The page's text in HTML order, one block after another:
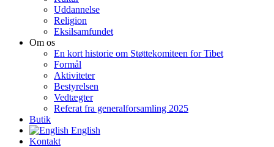
Uddannelse
Religion
Eksilsamfundet
Om os
En kort historie om Støttekomiteen for Tibet
Formål
Aktiviteter
Bestyrelsen
Vedtægter
Referat fra generalforsamling 2025
Butik
English
Kontakt